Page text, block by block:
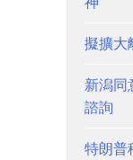
擬擴大
新潟同
諮詢
特朗普